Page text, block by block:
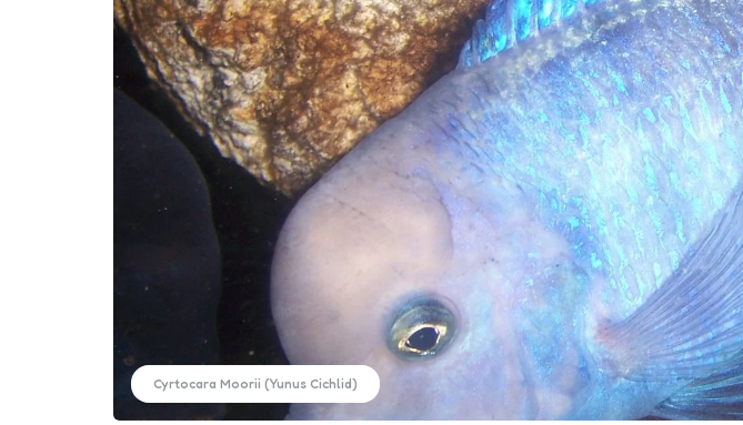
Cyrtocara Moorii (Yunus Cichlid)